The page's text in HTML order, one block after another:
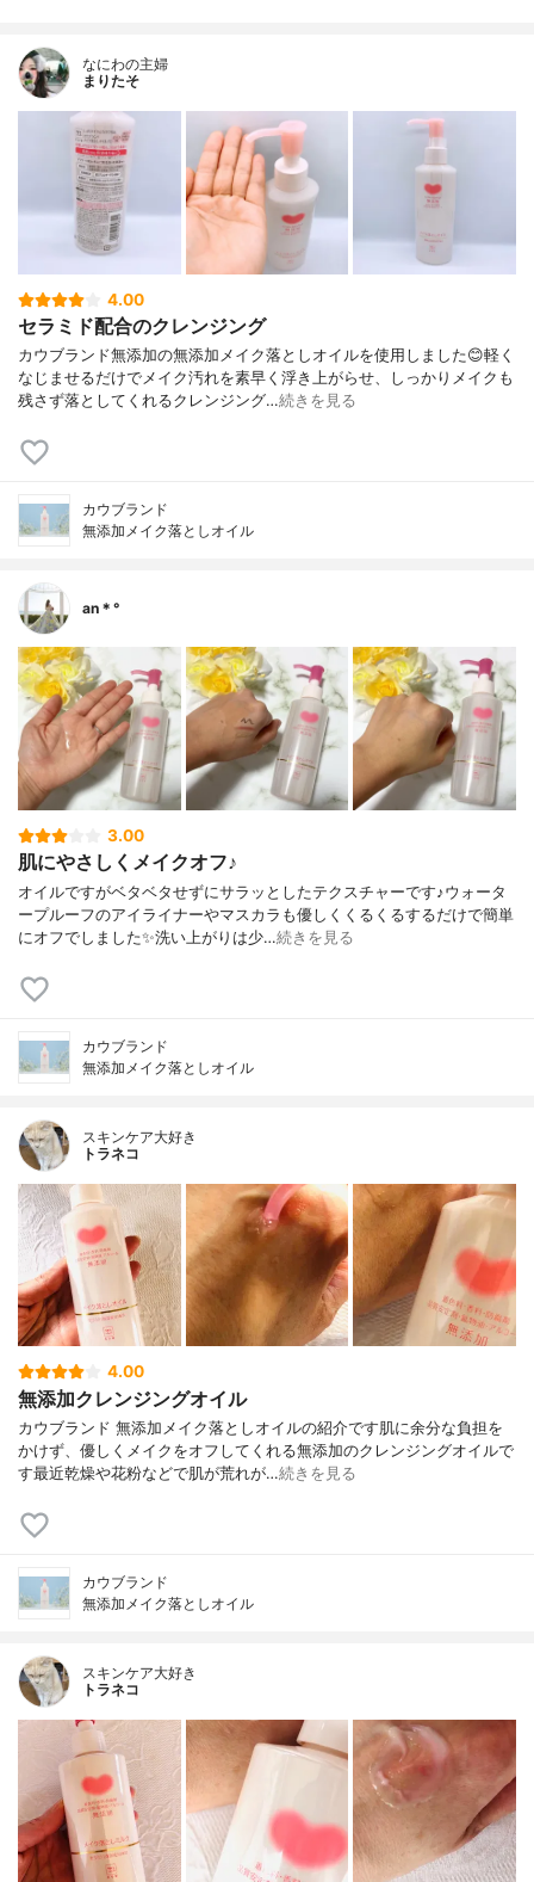
なにわの主婦
まりたそ
4.00
セラミド配合のクレンジング
カウブランド無添加の無添加メイク落としオイルを使用しました😊軽く
なじませるだけでメイク汚れを素早く浮き上がらせ、しっかりメイクも
残さず落としてくれるクレンジング…続きを見る
カウブランド
無添加メイク落としオイル
an＊°
3.00
肌にやさしくメイクオフ♪
オイルですがベタベタせずにサラッとしたテクスチャーです♪ウォータ
ープルーフのアイライナーやマスカラも優しくくるくるするだけで簡単
にオフでしました✨洗い上がりは少…続きを見る
カウブランド
無添加メイク落としオイル
スキンケア大好き
トラネコ
4.00
無添加クレンジングオイル
カウブランド 無添加メイク落としオイルの紹介です肌に余分な負担を
かけず、優しくメイクをオフしてくれる無添加のクレンジングオイルで
す最近乾燥や花粉などで肌が荒れが…続きを見る
カウブランド
無添加メイク落としオイル
スキンケア大好き
トラネコ